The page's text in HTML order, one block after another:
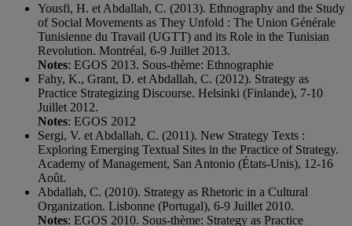
Yousfi, H. et Abdallah, C. (2013). Ethnography and the Study
of Social Movements as They Unfold : The Union Générale
Tunisienne du Travail (UGTT) and its Role in the Tunisian
Revolution. Montréal, 6-9 Juillet 2013.
Notes: EGOS 2013. Sous-thème: Ethnographie
Fahy, K., Grant, D. et Abdallah, C. (2012). Strategy as
Practice Strategizing Discourse. Helsinki (Finlande), 7-10
Juillet 2012.
Notes: EGOS 2012
Sergi, V. et Abdallah, C. (2011). New Strategy Texts :
Exploring Emerging Textual Sites in the Practice of Strategy.
Academy of Management, San Antonio (États-Unis), 12-16
Août.
Abdallah, C. (2010). Strategy as Rhetoric in a Cultural
Organization. Lisbonne (Portugal), 6-9 Juillet 2010.
Notes: EGOS 2010. Sous-thème: Strategy as Practice